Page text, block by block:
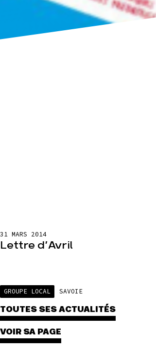
31 MARS 2014
Lettre d’Avril
GROUPE LOCAL SAVOIE
TOUTES SES ACTUALITÉS
VOIR SA PAGE